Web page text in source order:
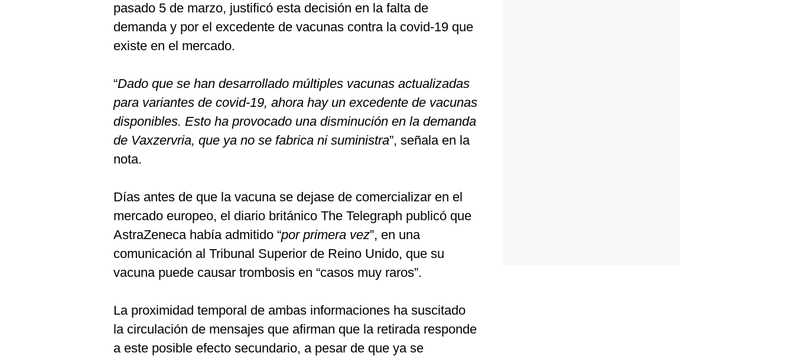
pasado 5 de marzo, justificó esta decisión en la falta de
demanda y por el excedente de vacunas contra la covid-19 que
existe en el mercado.
“Dado que se han desarrollado múltiples vacunas actualizadas
para variantes de covid-19, ahora hay un excedente de vacunas
disponibles. Esto ha provocado una disminución en la demanda
de Vaxzervria, que ya no se fabrica ni suministra”, señala en la
nota.
Días antes de que la vacuna se dejase de comercializar en el
mercado europeo, el diario británico The Telegraph publicó que
AstraZeneca había admitido “por primera vez”, en una
comunicación al Tribunal Superior de Reino Unido, que su
vacuna puede causar trombosis en “casos muy raros”.
La proximidad temporal de ambas informaciones ha suscitado
la circulación de mensajes que afirman que la retirada responde
a este posible efecto secundario, a pesar de que ya se